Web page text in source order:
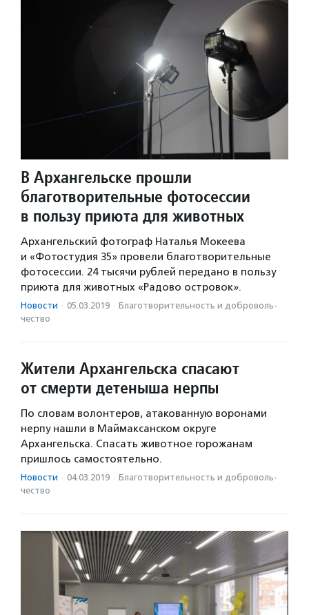
В Архангельске прошли
благотворительные фотосессии
в пользу приюта для животных
Архангельский фотограф Наталья Мокеева
и «Фотостудия 35» провели благотворительные
фотосессии. 24 тысячи рублей передано в пользу
приюта для животных «Радово островок».
Новости · 05.03.2019 · Благотвори­тель­ность и доброволь­
чест­во
Жители Архангельска спасают
от смерти детеныша нерпы
По словам волонтеров, атакованную воронами
нерпу нашли в Маймаксанском округе
Архангельска. Спасать животное горожанам
пришлось самостоятельно.
Новости · 04.03.2019 · Благотвори­тель­ность и доброволь­
чест­во